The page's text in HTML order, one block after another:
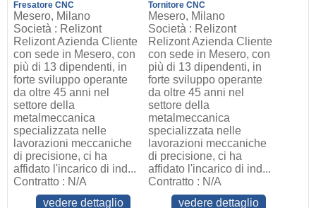
Fresatore CNC
Mesero, Milano
Società : Relizont
Relizont Azienda Cliente
con sede in Mesero, con
più di 13 dipendenti, in
forte sviluppo operante
da oltre 45 anni nel
settore della
metalmeccanica
specializzata nelle
lavorazioni meccaniche
di precisione, ci ha
affidato l'incarico di ind...
Contratto : N/A
vedere dettaglio
Tornitore CNC
Mesero, Milano
Società : Relizont
Relizont Azienda Cliente
con sede in Mesero, con
più di 13 dipendenti, in
forte sviluppo operante
da oltre 45 anni nel
settore della
metalmeccanica
specializzata nelle
lavorazioni meccaniche
di precisione, ci ha
affidato l'incarico di ind...
Contratto : N/A
vedere dettaglio